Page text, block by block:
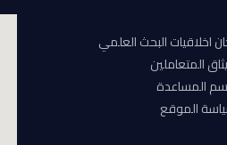
اخلاقيات البحث العلمي
المتعاملين
المساعدة
الموقع